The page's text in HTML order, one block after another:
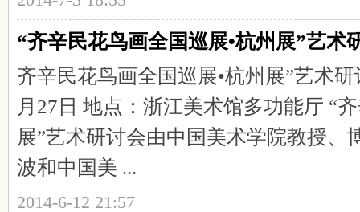
“齐辛民花鸟画全国巡展•杭州展”艺术
齐辛民花鸟画全国巡展•杭州展”艺术
月27日 地点：浙江美术馆多功能厅 “
展”艺术研讨会由中国美术学院教授、
波和中国美 ...
2014-6-12 21:57